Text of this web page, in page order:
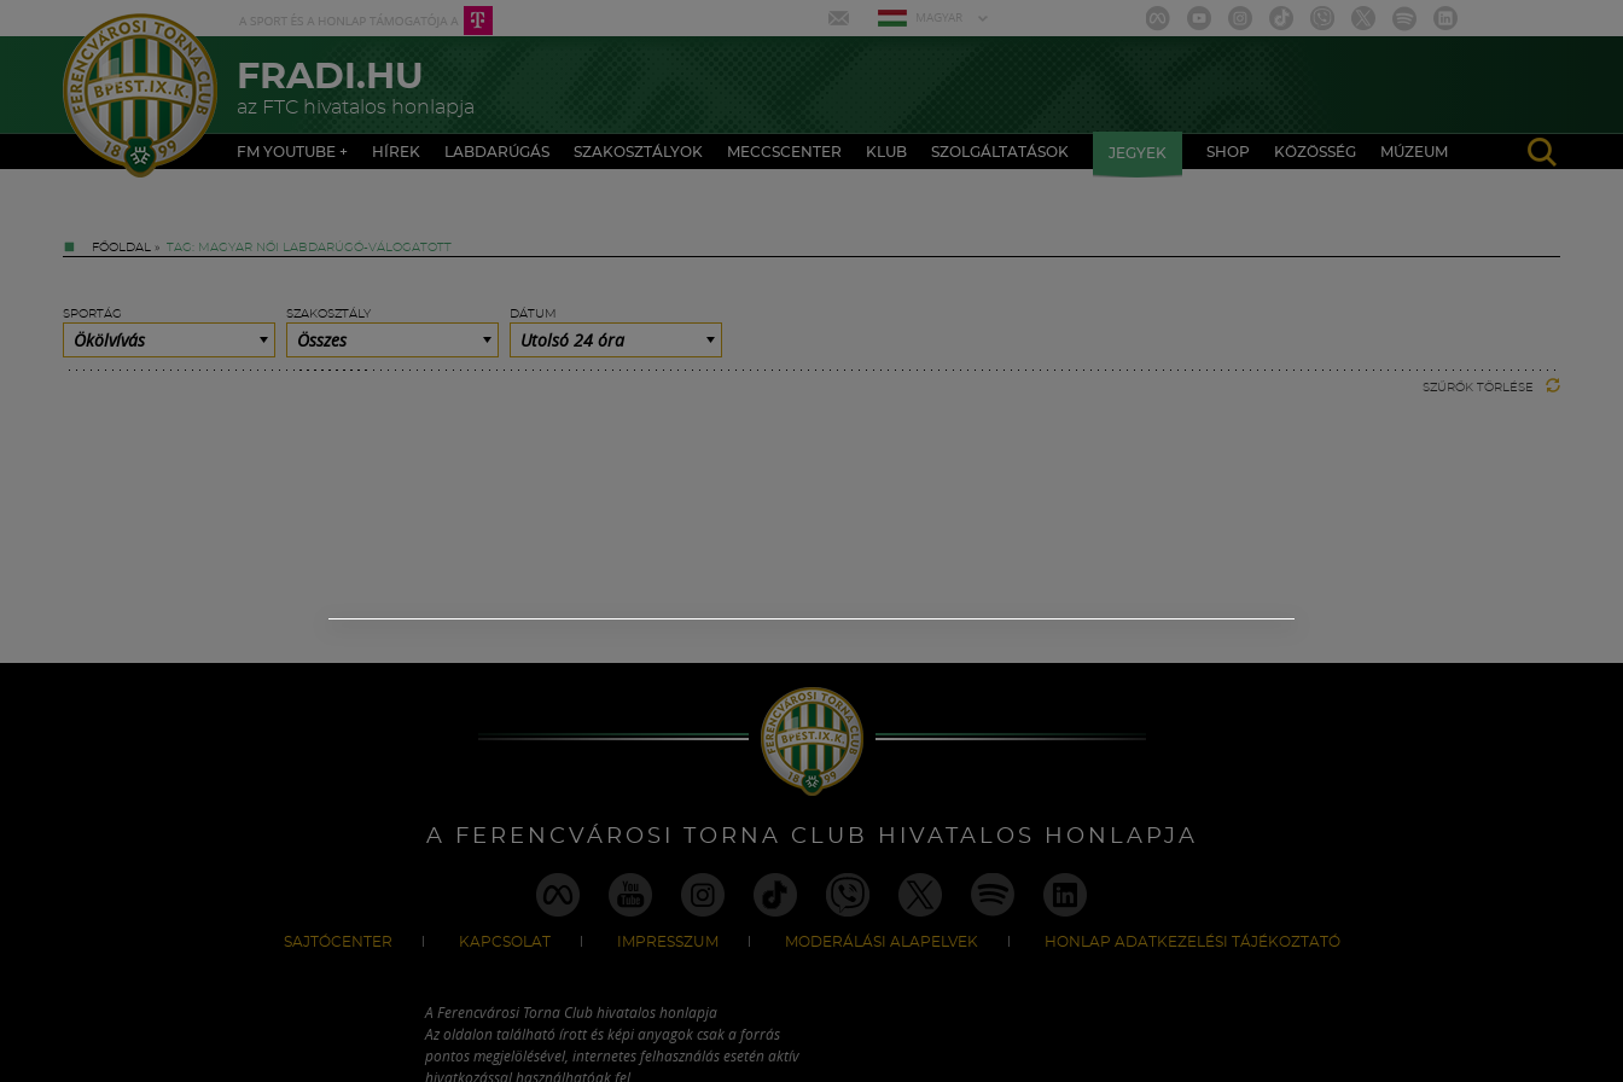
MAGYAR
FRADI.HU
az FTC hivatalos honlapja
FM YOUTUBE + HÍREK LABDARÚGÁS SZAKOSZTÁLYOK MECCSCENTER KLUB SZOLGÁLTATÁSOK JEGYEK SHOP KÖZÖSSÉG MÚZEUM
FŐOLDAL » TAG: MAGYAR NŐI LABDARÚGÓ-VÁLOGATOTT
SPORTÁG
Ökölvívás
SZAKOSZTÁLY
Összes
DÁTUM
Utolsó 24 óra
SZŰRŐK TÖRLÉSE
A FERENCVÁROSI TORNA CLUB HIVATALOS HONLAPJA
SAJTÓCENTER KAPCSOLAT IMPRESSZUM MODERÁLÁSI ALAPELVEK HONLAP ADATKEZELÉSI TÁJÉKOZTATÓ
A Ferencvárosi Torna Club hivatalos honlapja
Az oldalon található írott és képi anyagok csak a forrás
pontos megjelölésével, internetes felhasználás esetén aktív
hivatkozással használhatóak fel.